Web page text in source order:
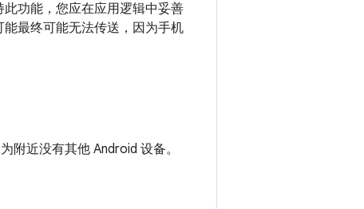
功能，您应在应用逻辑中妥善
最终可能无法传送，因为手机
附近没有其他 Android 设备。